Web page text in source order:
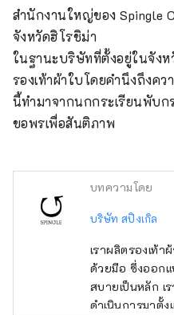
สำนักงานใหญ่ของ Spingle
จังหวัดฮิโรชิม่า
ในฐานะบริษัทที่ตั้งอยู่ในจังห
รองเท้าผ้าใบโดยคำนึงถึงค
นี้ทำมาจากนกกระเรียนพับก
ขอพรเพื่อสันติภาพ
บทความโดย
บริษัท สปิงเกิล
เราผลิตรองเท้า
ด้วยมือ ซึ่งออก
สบายเป็นหลัก เ
ดำเนินการมาตั้